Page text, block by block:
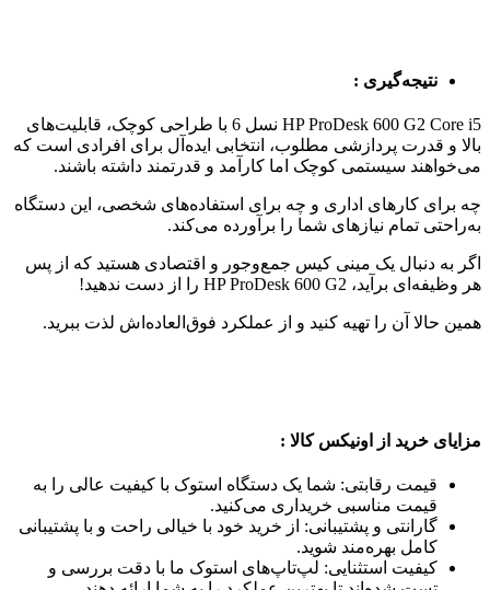
نتیجه‌گیری :
HP ProDesk 600 G2 Core i5 نسل 6 با طراحی کوچک، قابلیت‌های
بالا و قدرت پردازشی مطلوب، انتخابی ایده‌آل برای افرادی است که
می‌خواهند سیستمی کوچک اما کارآمد و قدرتمند داشته باشند.
چه برای کارهای اداری و چه برای استفاده‌های شخصی، این دستگاه
به‌راحتی تمام نیازهای شما را برآورده می‌کند.
اگر به دنبال یک مینی کیس جمع‌وجور و اقتصادی هستید که از پس
هر وظیفه‌ای برآید، HP ProDesk 600 G2 را از دست ندهید!
همین حالا آن را تهیه کنید و از عملکرد فوق‌العاده‌اش لذت ببرید.
مزایای خرید از اونیکس کالا :
قیمت رقابتی: شما یک دستگاه استوک با کیفیت عالی را به
قیمت مناسبی خریداری می‌کنید.
گارانتی و پشتیبانی: از خرید خود با خیالی راحت و با پشتیبانی
کامل بهره‌مند شوید.
کیفیت استثنایی: لپ‌تاپ‌های استوک ما با دقت بررسی و